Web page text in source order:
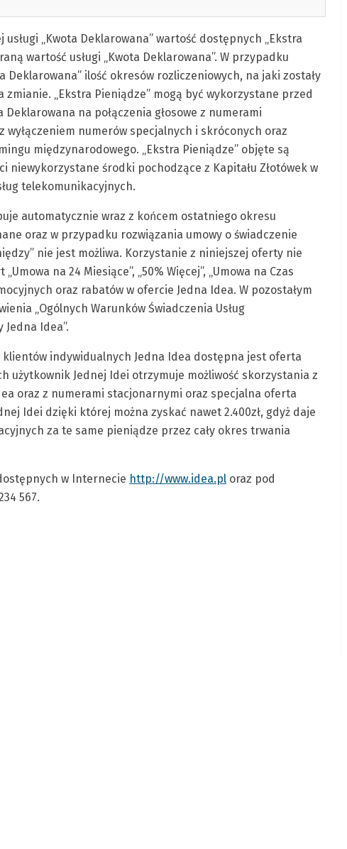
„Kwota Deklarowana” wartość dostępnych „Ekstra
wartość usługi „Kwota Deklarowana”. W przypadku
Deklarowana” ilość okresów rozliczeniowych, na jaki zostały
zmianie. „Ekstra Pieniądze” mogą być wykorzystane przed
na połączenia głosowe z numerami
numerów specjalnych i skróconych oraz
międzynarodowego. „Ekstra Pieniądze” objęte są
niewykorzystane środki pochodzące z Kapitału Złotówek w
telekomunikacyjnych.
automatycznie wraz z końcem ostatniego okresu
oraz w przypadku rozwiązania umowy o świadczenie
nie jest możliwa. Korzystanie z niniejszej oferty nie
na 24 Miesiące”, „50% Więcej”, „Umowa na Czas
oraz rabatów w ofercie Jedna Idea. W pozostałym
„Ogólnych Warunków Świadczenia Usług
Idea”.
indywidualnych Jedna Idea dostępna jest oferta
użytkownik Jednej Idei otrzymuje możliwość skorzystania z
oraz z numerami stacjonarnymi oraz specjalna oferta
Idei dzięki której można zyskać nawet 2.400zł, gdyż daje
za te same pieniądze przez cały okres trwania
w Internecie http://www.idea.pl oraz pod
567.